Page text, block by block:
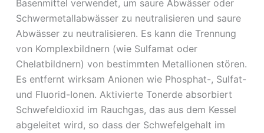
Basenmittel verwendet, um saure Abwässer oder
Schwermetallabwässer zu neutralisieren und saure
Abwässer zu neutralisieren. Es kann die Trennung
von Komplexbildnern (wie Sulfamat oder
Chelatbildnern) von bestimmten Metallionen stören.
Es entfernt wirksam Anionen wie Phosphat-, Sulfat-
und Fluorid-Ionen. Aktivierte Tonerde absorbiert
Schwefeldioxid im Rauchgas, das aus dem Kessel
abgeleitet wird, so dass der Schwefelgehalt im